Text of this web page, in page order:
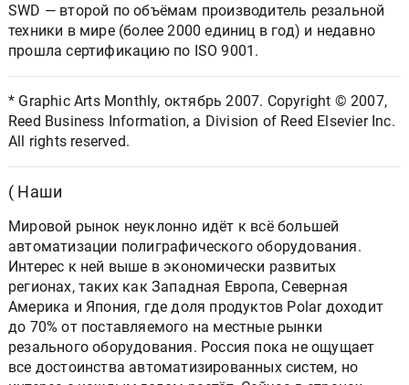
SWD — второй по объёмам производитель резальной
техники в мире (более 2000 единиц в год) и недавно
прошла сертификацию по ISO 9001.
* Graphic Arts Monthly, октябрь 2007. Copyright © 2007,
Reed Business Information, a Division of Reed Elsevier Inc.
All rights reserved.
( Наши
Мировой рынок неуклонно идёт к всё большей
автоматизации полиграфического оборудования.
Интерес к ней выше в экономически развитых
регионах, таких как Западная Европа, Северная
Америка и Япония, где доля продуктов Polar доходит
до 70% от поставляемого на местные рынки
резального оборудования. Россия пока не ощущает
все достоинства автоматизированных систем, но